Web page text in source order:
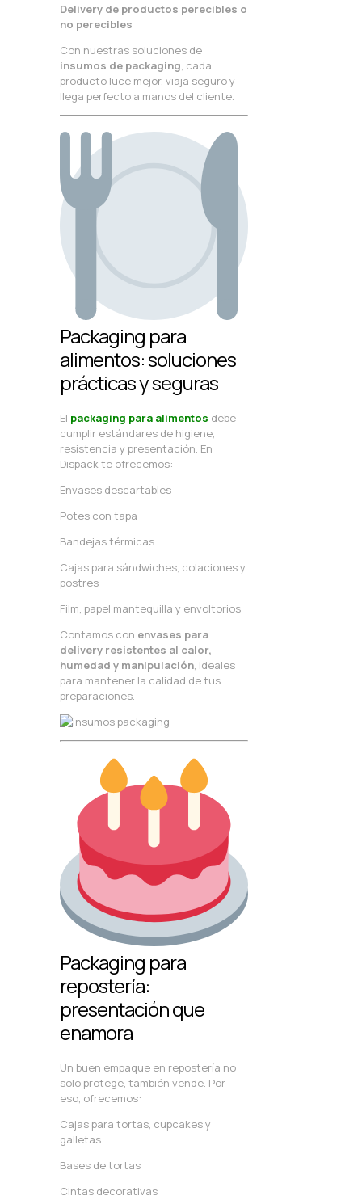
Delivery de productos perecibles o
no perecibles
Con nuestras soluciones de
insumos de packaging , cada
producto luce mejor, viaja seguro y
llega perfecto a manos del cliente.
Packaging para
alimentos: soluciones
prácticas y seguras
El packaging para alimentos debe
cumplir estándares de higiene,
resistencia y presentación. En
Dispack te ofrecemos:
Envases descartables
Potes con tapa
Bandejas térmicas
Cajas para sándwiches, colaciones y
postres
Film, papel mantequilla y envoltorios
Contamos con envases para
delivery resistentes al calor,
humedad y manipulación, ideales
para mantener la calidad de tus
preparaciones.
Packaging para
repostería:
presentación que
enamora
Un buen empaque en repostería no
solo protege, también vende. Por
eso, ofrecemos:
Cajas para tortas, cupcakes y
galletas
Bases de tortas
Cintas decorativas